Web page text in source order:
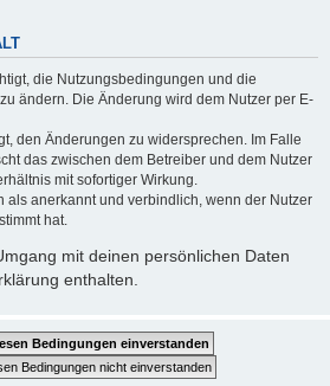
die Nutzungsbedingungen und die
ändern. Die Änderung wird dem Nutzer per E-
den Änderungen zu widersprechen. Im Falle
das zwischen dem Betreiber und dem Nutzer
mit sofortiger Wirkung.
als anerkannt und verbindlich, wenn der Nutzer
hat.
mit deinen persönlichen Daten
enthalten.